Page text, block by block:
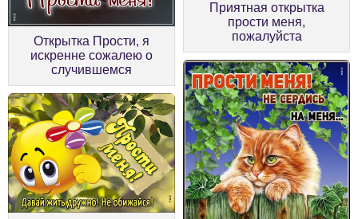
Открытка Прости, я
искренне сожалею о
случившемся
Приятная открытка
прости меня,
пожалуйста